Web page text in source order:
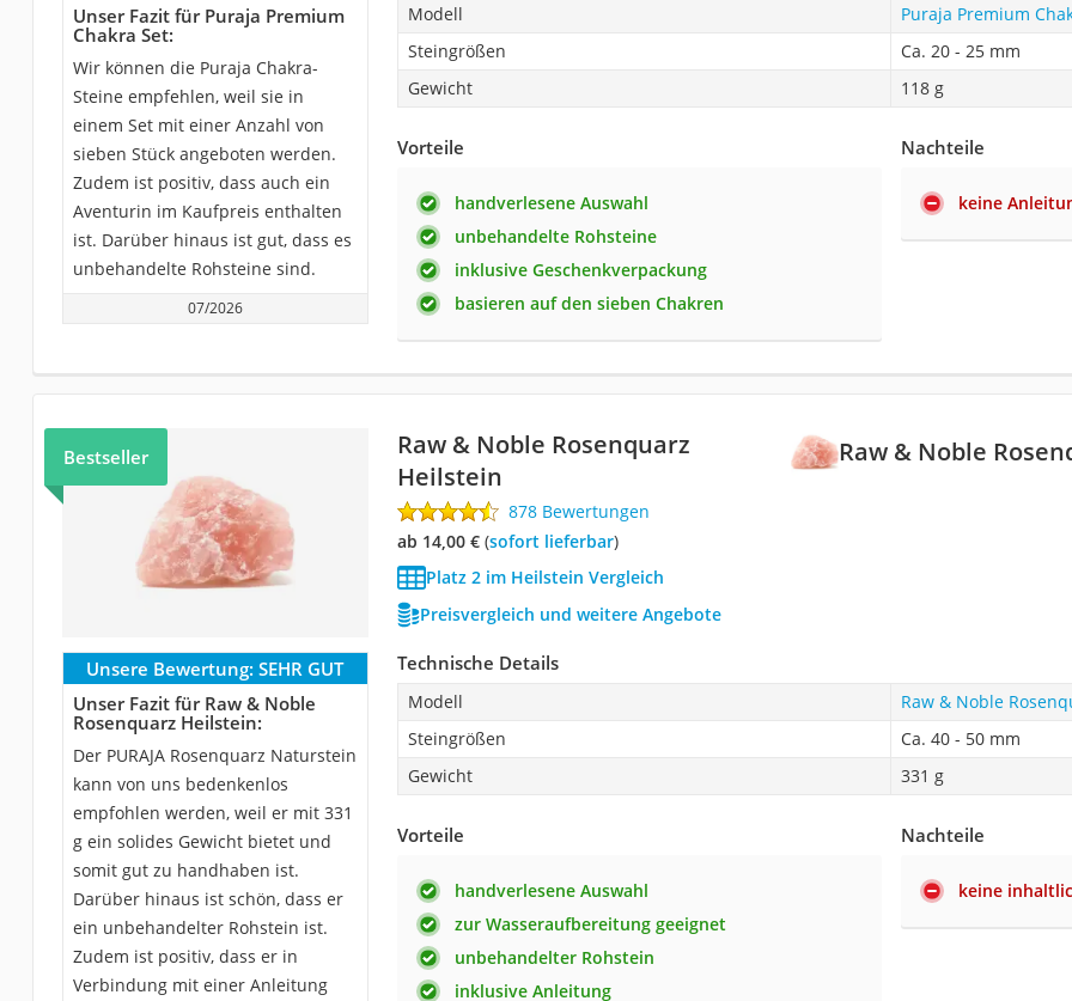
Unser Fazit für Puraja Premium
Chakra Set:
Wir können die Puraja Chakra-
Steine empfehlen, weil sie in
einem Set mit einer Anzahl von
sieben Stück angeboten werden.
Zudem ist positiv, dass auch ein
Aventurin im Kaufpreis enthalten
ist. Darüber hinaus ist gut, dass es
unbehandelte Rohsteine sind.
07/2026
Modell
Puraja Premium
Steingrößen
Ca. 20 - 25 mm
Gewicht
118 g
Vorteile
handverlesene Auswahl
unbehandelte Rohsteine
inklusive Geschenkverpackung
basieren auf den sieben Chakren
Nachteile
keine
Raw & Noble
Bestseller
Raw & Noble Rosenquarz
Heilstein
878 Bewertungen
ab 14,00 €( Sofort lieferbar)
Platz 2 im Heilstein Vergleich
Preisvergleich und weitere Angebote
Unsere Bewertung: SEHR GUT
Unser Fazit für Raw & Noble
Rosenquarz Heilstein:
Der PURAJA Rosenquarz Naturstein
kann von uns bedenkenlos
empfohlen werden, weil er mit 331
g ein solides Gewicht bietet und
somit gut zu handhaben ist.
Darüber hinaus ist schön, dass er
ein unbehandelter Rohstein ist.
Zudem ist positiv, dass er in
Verbindung mit einer Anleitung
Technische Details
Modell
Raw & Noble
Steingrößen
Ca. 40 - 50 mm
Gewicht
331 g
Vorteile
handverlesene Auswahl
zur Wasseraufbereitung geeignet
unbehandelter Rohstein
inklusive Anleitung
Nachteile
keine